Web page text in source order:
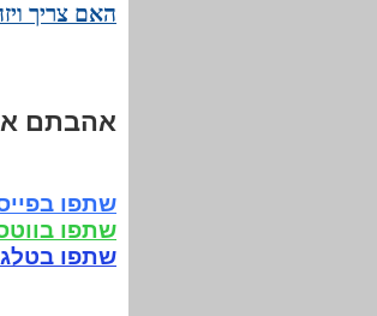
האם צריך
אהבתם
שתפו
שתפו
שתפו